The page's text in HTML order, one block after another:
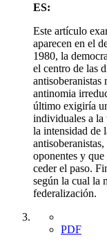
ES:
Este artículo
aparecen en el
1980, la
el centro de las
antisoberanistas
antinomia
último exigiría
individuales a la
la intensidad de
oponentes y
ceder el paso.
según la cual la
federalización.
PDF